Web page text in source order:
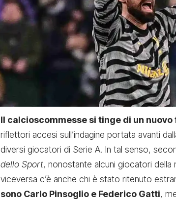
Il calcioscommesse si tinge di un nuovo
riflettori accesi sull’indagine portata avanti
diversi giocatori di Serie A. In tal senso,
dello Sport, nonostante alcuni giocatori
viceversa c’è anche chi è stato ritenuto
sono Carlo Pinsoglio e Federico Gatti,